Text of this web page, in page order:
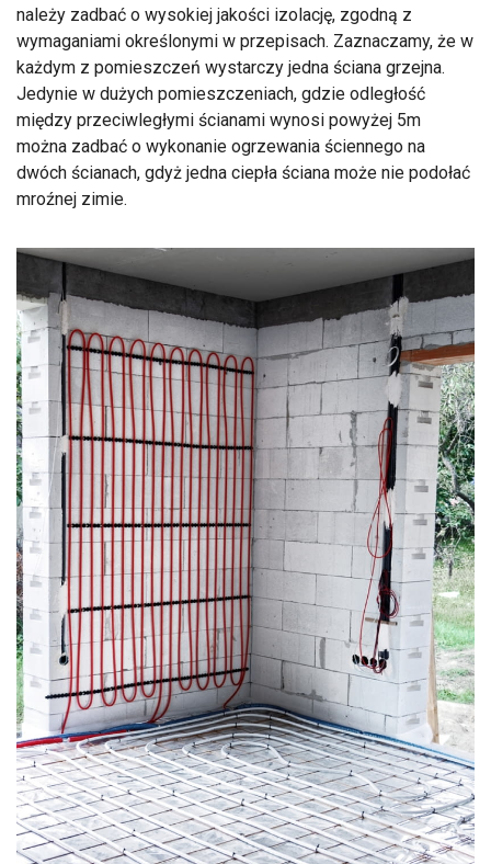
należy zadbać o wysokiej jakości izolację, zgodną z
wymaganiami określonymi w przepisach. Zaznaczamy, że w
każdym z pomieszczeń wystarczy jedna ściana grzejna.
Jedynie w dużych pomieszczeniach, gdzie odległość
między przeciwległymi ścianami wynosi powyżej 5m
można zadbać o wykonanie ogrzewania ściennego na
dwóch ścianach, gdyż jedna ciepła ściana może nie podołać
mroźnej zimie.